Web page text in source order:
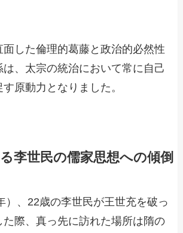
面した倫理的葛藤と政治的必然性
、太宗の統治において常に自己
原動力となりました。
李世民の儒家思想への傾倒
）、22歳の李世民が王世充を破っ
た際、真っ先に訪れた場所は隋の